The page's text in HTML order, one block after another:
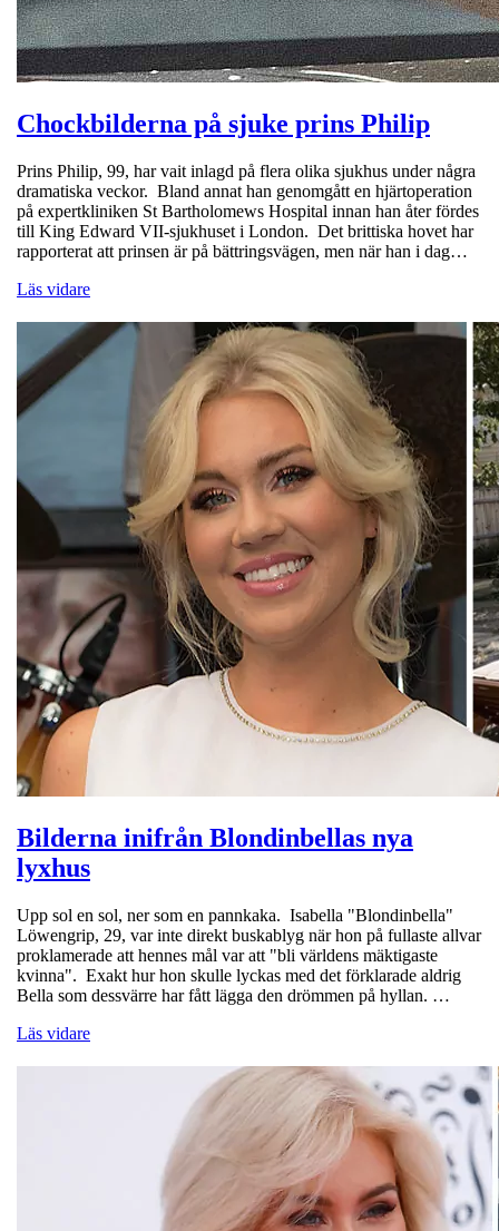
Chockbilderna på sjuke prins Philip
Prins Philip, 99, har vait inlagd på flera olika sjukhus under några
dramatiska veckor. Bland annat han genomgått en hjärtoperation
på expertkliniken St Bartholomews Hospital innan han åter fördes
till King Edward VII-sjukhuset i London. Det brittiska hovet har
rapporterat att prinsen är på bättringsvägen, men när han i dag…
Läs vidare
Bilderna inifrån Blondinbellas nya
lyxhus
Upp sol en sol, ner som en pannkaka. Isabella "Blondinbella"
Löwengrip, 29, var inte direkt buskablyg när hon på fullaste allvar
proklamerade att hennes mål var att "bli världens mäktigaste
kvinna". Exakt hur hon skulle lyckas med det förklarade aldrig
Bella som dessvärre har fått lägga den drömmen på hyllan. …
Läs vidare